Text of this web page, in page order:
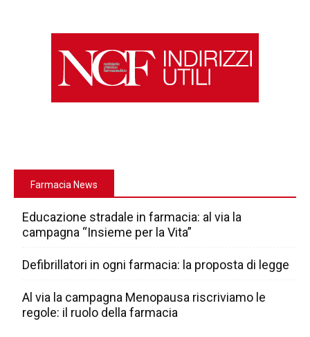
Farmacia News
Educazione stradale in farmacia: al via la
campagna “Insieme per la Vita”
Defibrillatori in ogni farmacia: la proposta di legge
Al via la campagna Menopausa riscriviamo le
regole: il ruolo della farmacia